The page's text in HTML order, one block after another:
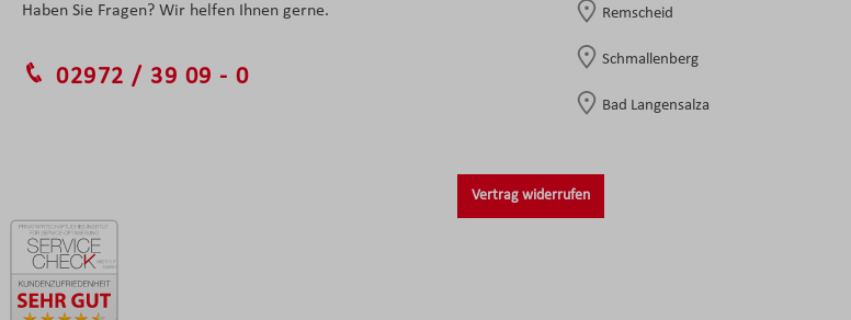
Haben Sie Fragen? Wir helfen Ihnen gerne.
02972 / 39 09 - 0
Vertrag widerrufen
Remscheid
Schmallenberg
Bad Langensalza